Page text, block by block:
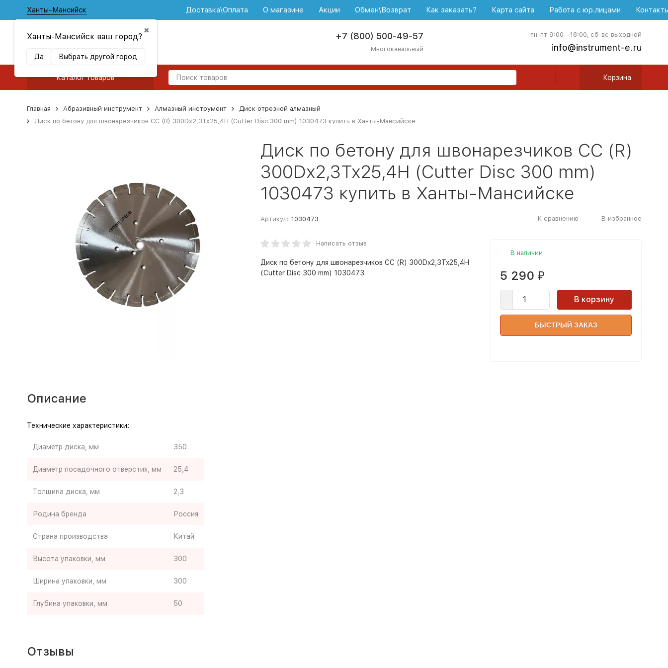
Ханты-Мансийск
✖
Ханты-Мансийск ваш город?
Да Выбрать другой город
Доставка\Оплата О магазине Акции Обмен\Возврат Как заказать? Карта сайта Работа с юр.лицами
+7 (800) 500-49-57
Многоканальный
пн-пт 9:00—18:00, сб-вс выходной
info@instrument-e.ru
Каталог товаров Корзина
Главная Абразивный инструмент Алмазный инструмент
Диск отрезной алмазный
Диск по бетону для швонарезчиков СС (R) 300Dx2,3Tx25,4H (Cutter Disc 300 mm) 1030473 купить в Ханты-Мансийске
Диск по бетону для швонарезчиков СС (R)
300Dx2,3Tx25,4H (Cutter Disc 300 mm)
1030473 купить в Ханты-Мансийске
Артикул: 1030473 К сравнению В избранное
Написать отзыв
Диск по бетону для швонарезчиков СС (R) 300Dx2,3Tx25,4H
(Cutter Disc 300 mm) 1030473
В наличии
5 290 ₽
В корзину
БЫСТРЫЙ ЗАКАЗ
Описание
Технические характеристики:
Диаметр диска, мм 350
Диаметр посадочного отверстия, мм 25,4
Толщина диска, мм 2,3
Родина бренда Россия
Страна производства Китай
Высота упаковки, мм 300
Ширина упаковки, мм 300
Глубина упаковки, мм 50
Отзывы